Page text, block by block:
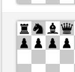
Blancas
Negras